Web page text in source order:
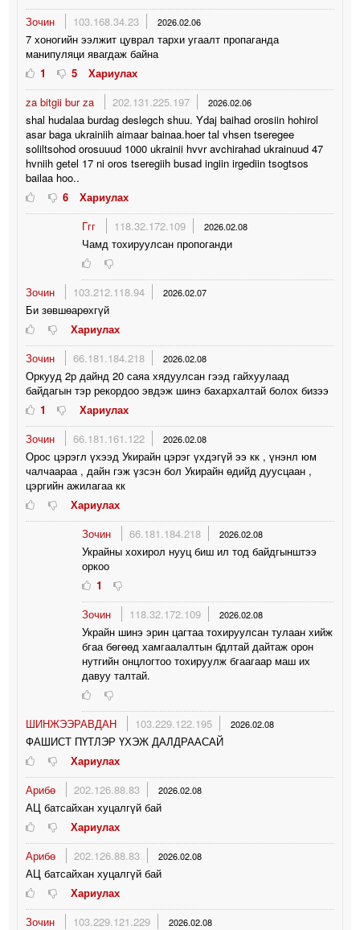
Зочин 103.168.34.23 2026.02.06
7 хоногийн ээлжит цуврал тархи угаалт пропаганда
манипуляци явагдаж байна
1
5
Хариулах
za bitgii bur za
202.131.225.197 2026.02.06
shal hudalaa burdag deslegch shuu. Ydaj baihad orosiin hohirol
asar baga ukrainiih aimaar bainaa.hoer tal vhsen tseregee
soliltsohod orosuuud 1000 ukrainii hvvr avchirahad ukrainuud 47
hvniih getel 17 ni oros tseregiih busad ingiin irgediin tsogtsos
bailaa hoo..
6
Хариулах
Ггг
118.32.172.109 2026.02.08
Чамд тохируулсан пропоганди
Зочин 103.212.118.94 2026.02.07
Би зөвшөарөхгүй
Хариулах
Зочин
66.181.184.218 2026.02.08
Оркууд 2р дайнд 20 саяа хядуулсан гээд гайхуулаад
байдагын тэр рекордоо эвдэж шинэ бахархалтай болох бизээ
1
Хариулах
Зочин
66.181.161.122 2026.02.08
Орос цэрэгл үхээд Укирайн цэрэг үхдэгүй ээ кк , үнэнл юм
чалчаараа , дайн гэж үзсэн бол Укирайн өдийд дуусцаан ,
цэргийн ажилагаа кк
Хариулах
Зочин
66.181.184.218 2026.02.08
Украйны хохирол нууц биш ил тод байдгынштээ
оркоо
1
Зочин
118.32.172.109 2026.02.08
Украйн шинэ эрин цагтаа тохируулсан тулаан хийж
бгаа бөгөөд хамгаалалтын бдлтай дайтаж орон
нутгийн онцлогтоо тохируулж бгаагаар маш их
давуу талтай.
ШИНЖЭЭРАВДАН 103.229.122.195 2026.02.08
ФАШИСТ ПҮТЛЭР ҮХЭЖ ДАЛДРААСАЙ
Хариулах
Арибө
202.126.88.83 2026.02.08
АЦ батсайхан хуцалгүй бай
Хариулах
Арибө
202.126.88.83 2026.02.08
АЦ батсайхан хуцалгүй бай
Хариулах
Зочин
103.229.121.229 2026.02.08